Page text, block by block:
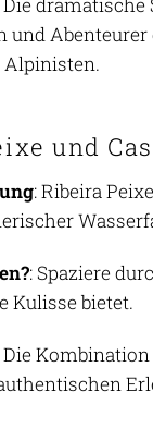
und Abenteurer
Alpinisten.
und
: Ribeira
: Spaziere
Kulisse bietet.
Die